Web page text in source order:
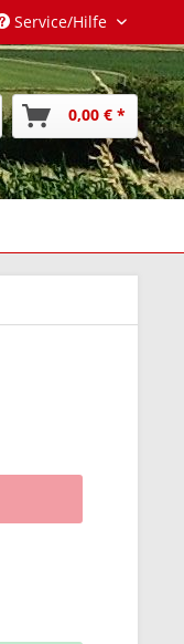
Service/Hilfe
0,00 € *